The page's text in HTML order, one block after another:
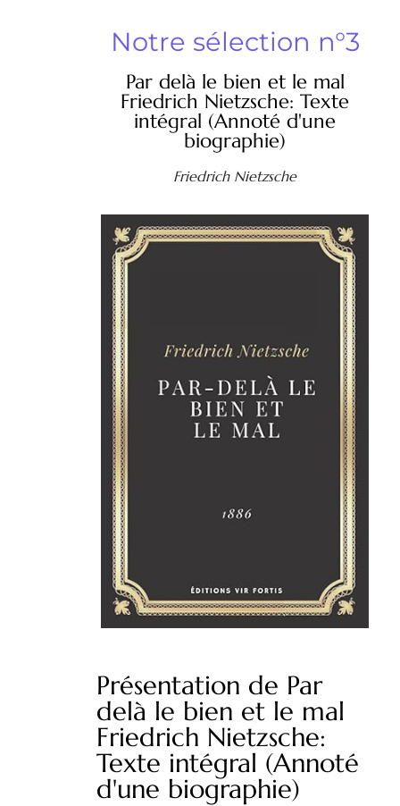
Notre sélection n°3
Par delà le bien et le mal
Friedrich Nietzsche: Texte
intégral (Annoté d'une
biographie)
Friedrich Nietzsche
Présentation de Par
delà le bien et le mal
Friedrich Nietzsche:
Texte intégral (Annoté
d'une biographie)